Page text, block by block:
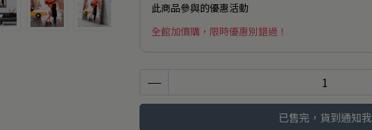
此商品參與的優惠活動
全館加價購，限時優惠別錯過！
已售完，貨到通知我